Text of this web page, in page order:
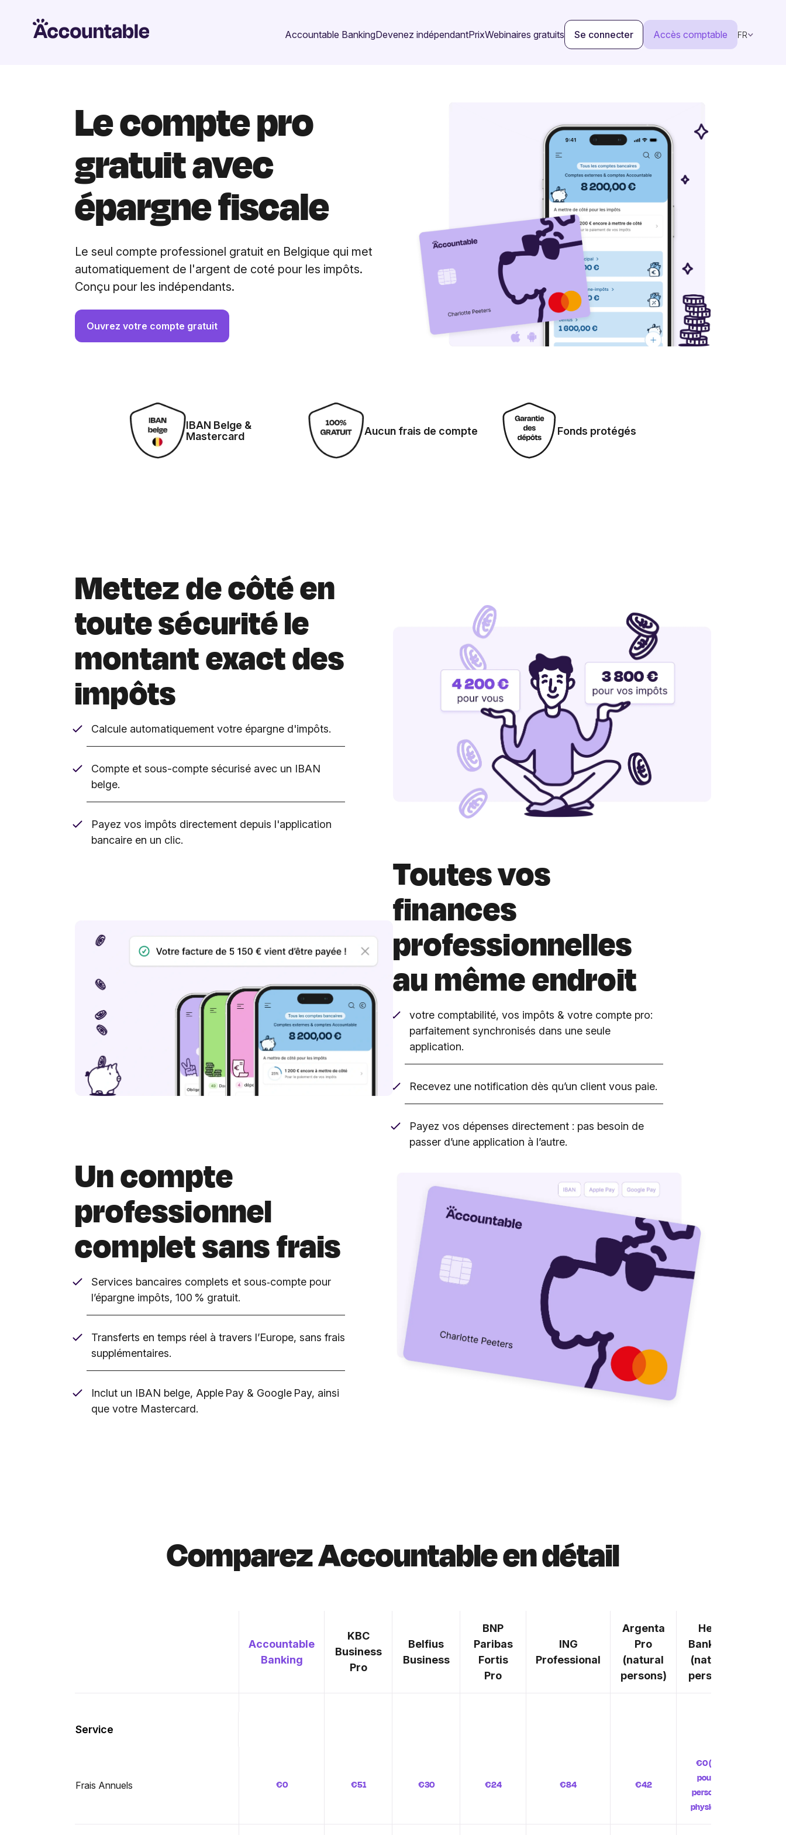
Accountable BankingDevenez indépendantPrixWebinaires gratuits Se connecter Accès comptable FR
Le compte pro
gratuit avec
épargne fiscale
Le seul compte professionel gratuit en Belgique qui met
automatiquement de l'argent de coté pour les impôts.
Conçu pour les indépendants.
Ouvrez votre compte gratuit
IBAN Belge &
Mastercard
Aucun frais de compte Fonds protégés
Mettez de côté en
toute sécurité le
montant exact des
impôts
Calcule automatiquement votre épargne d'impôts.
Compte et sous-compte sécurisé avec un IBAN
belge.
Payez vos impôts directement depuis l'application
bancaire en un clic.
Toutes vos
finances
professionnelles
au même endroit
votre comptabilité, vos impôts & votre compte pro:
parfaitement synchronisés dans une seule
application.
Recevez une notification dès qu’un client vous paie.
Payez vos dépenses directement : pas besoin de
passer d’une application à l’autre.
Un compte
professionnel
complet sans frais
Services bancaires complets et sous‑compte pour
l’épargne impôts, 100 % gratuit.
Transferts en temps réel à travers l’Europe, sans frais
supplémentaires.
Inclut un IBAN belge, Apple Pay & Google Pay, ainsi
que votre Mastercard.
Comparez Accountable en détail
Accountable
Banking
KBC
Business
Pro
Belfius
Business
BNP
Paribas
Fortis
Pro
ING
Professional
Argenta
Pro
(natural
persons)
Hello
Bank Pro
(natural
persons)
Service
Frais Annuels €0 €51 €30 €24 €84 €42
€0 (Que
pour les
personnes
physiques)